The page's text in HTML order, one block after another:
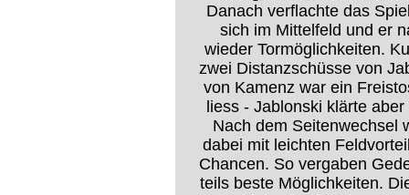
Danach verflachte das
sich im Mittelfeld und er
wieder Tormöglichkeiten.
zwei Distanzschüsse von
von Kamenz war ein
liess - Jablonski klärte
Nach dem Seitenwechsel
dabei mit leichten
Chancen. So vergaben
teils beste Möglichkeiten.